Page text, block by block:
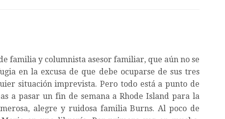
familia y columnista asesor familiar, que aún no se
en la excusa de que debe ocuparse de sus tres
situación imprevista. Pero todo está a punto de
a pasar un fin de semana a Rhode Island para la
alegre y ruidosa familia Burns. Al poco de